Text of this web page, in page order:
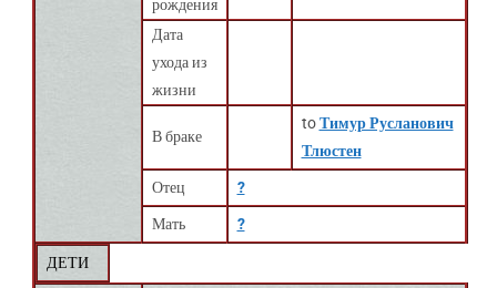
рождения
Дата
ухода из
жизни
В браке
toТимур Русланович
Тлюстен
Отец ?
Мать ?
ДЕТИ